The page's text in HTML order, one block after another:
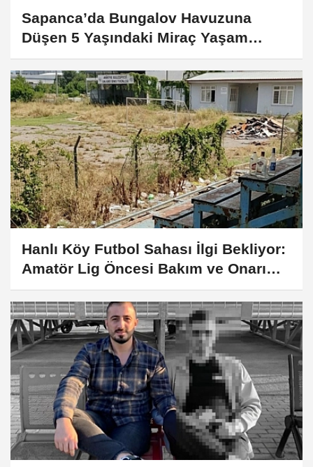
Sapanca’da Bungalov Havuzuna
Düşen 5 Yaşındaki Miraç Yaşam
Savaşını Kaybetti
Hanlı Köy Futbol Sahası İlgi Bekliyor:
Amatör Lig Öncesi Bakım ve Onarım
Çağrısı